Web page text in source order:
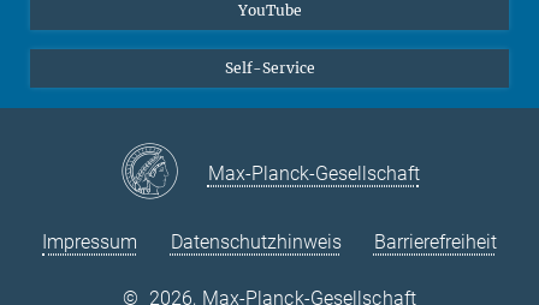
YouTube
Self-Service
Max-Planck-Gesellschaft
Impressum Datenschutzhinweis Barrierefreiheit
© 2026, Max-Planck-Gesellschaft